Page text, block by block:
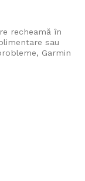
recheamă în
sau
Garmin